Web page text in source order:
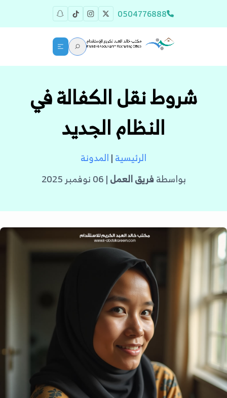
0504776888
شروط نقل الكفالة في
النظام الجديد
الرئيسية|المدونة
بواسطةفريق العمل| 06 نوفمبر 2025